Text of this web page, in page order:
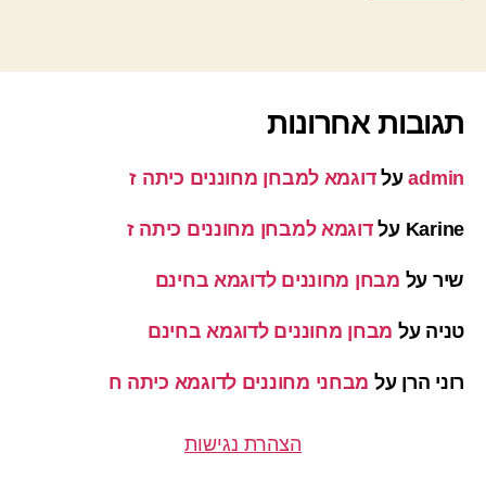
תגובות אחרונות
adminעלדוגמא למבחן מחוננים כיתה ז
Karine עלדוגמא למבחן מחוננים כיתה ז
שיר על מבחן מחוננים לדוגמא בחינם
טניה על מבחן מחוננים לדוגמא בחינם
רוני הרן על מבחני מחוננים לדוגמא כיתה ח
הצהרת נגישות